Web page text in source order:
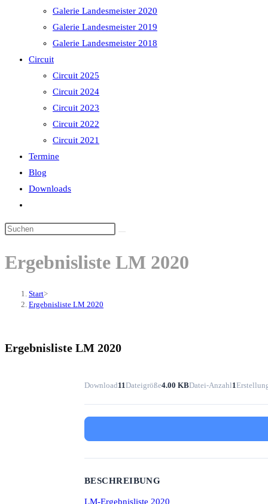
Galerie Landesmeister 2020
Galerie Landesmeister 2019
Galerie Landesmeister 2018
Circuit
Circuit 2025
Circuit 2024
Circuit 2023
Circuit 2022
Circuit 2021
Termine
Blog
Downloads
umschalten
Diese
durchsuchen
Ergebnisliste LM 2020
Start>
Ergebnisliste LM 2020
Ergebnisliste LM 2020
Download11Dateigröße4.00 KBDatei-Anzahl1
BESCHREIBUNG
LM-Ergebnisliste 2020